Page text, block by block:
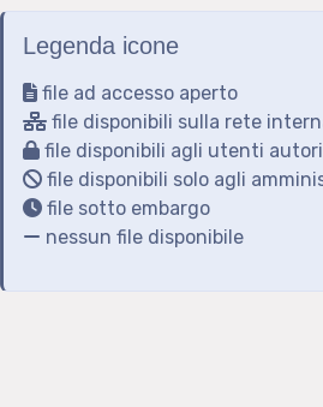
Legenda icone
file ad accesso aperto
file disponibili sulla rete
file disponibili agli utenti
file disponibili solo agli
file sotto embargo
nessun file disponibile